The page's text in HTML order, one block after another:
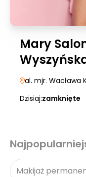
Mary
al. mjr. Wacława
Dzisiaj:zamknięte
Makijaż